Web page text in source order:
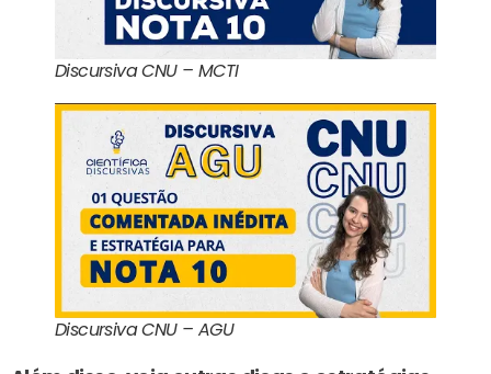
Discursiva CNU – MCTI
Discursiva CNU – AGU